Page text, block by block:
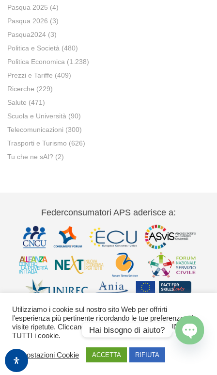
Pasqua 2025 (4)
Pasqua 2026 (3)
Pasqua2024 (3)
Politica e Società (480)
Politica Economica (1.238)
Prezzi e Tariffe (409)
Ricerche (229)
Salute (471)
Scuola e Università (90)
Telecomunicazioni (300)
Trasporti e Turismo (626)
Tu che ne sAI? (2)
Federconsumatori APS aderisce a:
Via Palestro 11 00185 Roma - tel 06
42020755-9 federconsumatori@federconsumatori.it Ufficio stampa tel: 06
42020755 ufficiostampa@federconsumatori.it -Cookies Policy
Images by Freepik
Utilizziamo i cookie sul nostro sito Web per offrirti
l'esperienza più pertinente ricordando le tue preferenze e le
visite ripetute. Cliccando su "Accetta" acconsenti all'uso di
TUTTI i cookie.
Impostazioni Cookie ACCETTA RIFIUTA
Hai bisogno di aiuto?
Open